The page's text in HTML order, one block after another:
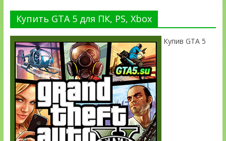
Купить GTA 5 для ПК, PS, Xbox
Купив GTA 5